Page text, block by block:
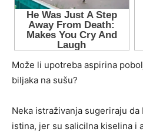
Može li upotreba aspirina
biljaka na sušu?
Neka istraživanja sugeriraju
istina, jer su salicilna kiselina i